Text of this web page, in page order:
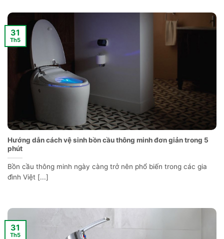
Hướng dẫn cách vệ sinh bồn cầu thông minh đơn giản trong 5
phút
Bồn cầu thông minh ngày càng trở nên phổ biến trong các gia
đình Việt [...]
31
Th5
31
Th5